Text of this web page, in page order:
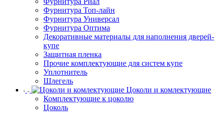
Фурнитура Топ-лайн
Фурнитура Универсал
Фурнитура Оптима
Декоративные материалы для наполнения дверей-
купе
Защитная пленка
Прочие комплектующие для систем купе
Уплотнитель
Шлегель
Цоколи и комлектующие
Комплектующие к цоколю
Цоколь